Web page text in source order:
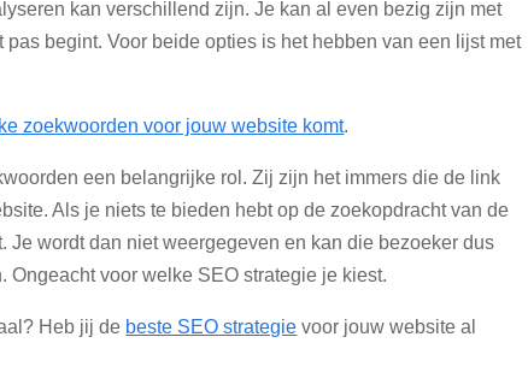
kan verschillend zijn. Je kan al even bezig zijn met
pas begint. Voor beide opties is het hebben van een lijst met
zoekwoorden voor jouw website komt.
een belangrijke rol. Zij zijn het immers die de link
Als je niets te bieden hebt op de zoekopdracht van de
Je wordt dan niet weergegeven en kan die bezoeker dus
voor welke SEO strategie je kiest.
Heb jij de beste SEO strategie voor jouw website al